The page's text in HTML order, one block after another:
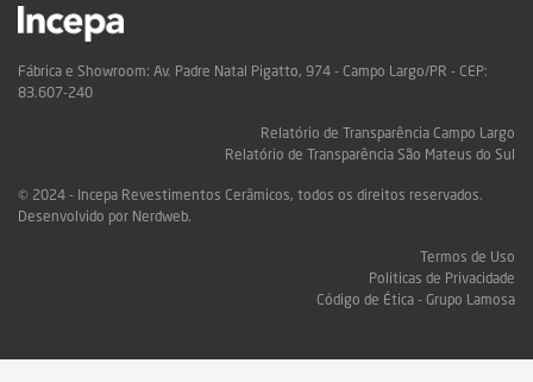
Fábrica e Showroom: Av. Padre Natal Pigatto, 974 - Campo Largo/PR - CEP:
83.607-240
Relatório de Transparência Campo Largo
Relatório de Transparência São Mateus do Sul
© 2024 - Incepa Revestimentos Cerâmicos, todos os direitos reservados.
Desenvolvido por Nerdweb.
Termos de Uso
Politicas de Privacidade
Código de Ética - Grupo Lamosa